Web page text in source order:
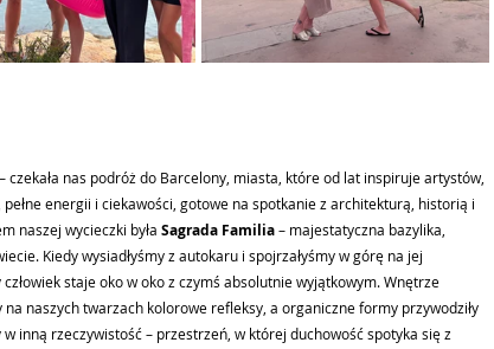
czekała nas podróż do Barcelony, miasta, które od lat inspiruje artystów,
energii i ciekawości, gotowe na spotkanie z architekturą, historią i
naszej wycieczki była Sagrada Familia – majestatyczna bazylika,
Kiedy wysiadłyśmy z autokaru i spojrzałyśmy w górę na jej
staje oko w oko z czymś absolutnie wyjątkowym. Wnętrze
naszych twarzach kolorowe refleksy, a organiczne formy przywodziły
inną rzeczywistość – przestrzeń, w której duchowość spotyka się z